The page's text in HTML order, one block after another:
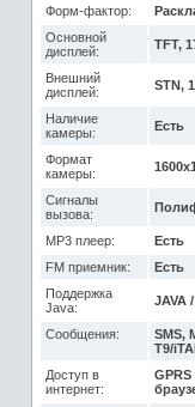
Форм-фактор:
Основной
дисплей:
TFT,
Внешний
дисплей:
STN,
Наличие
камеры:
Есть
Формат
камеры:
Сигналы
вызова:
MP3 плеер:
Есть
FM приемник:
Есть
Поддержка
Java:
JAVA
Сообщения:
SMS,
T9/
Доступ в
интернет:
GPRS